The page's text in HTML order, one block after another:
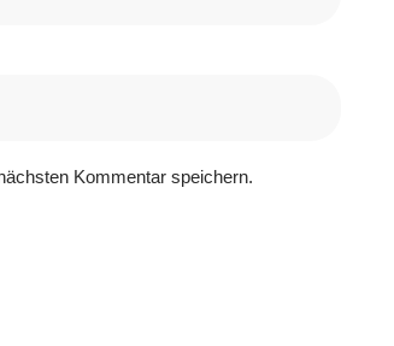
Kommentar speichern.